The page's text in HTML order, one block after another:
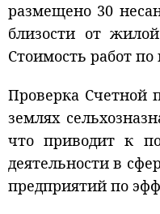
размещено 30
близости от
Стоимость работ
Проверка Счетной
землях
что приводит к
деятельности в
предприятий по